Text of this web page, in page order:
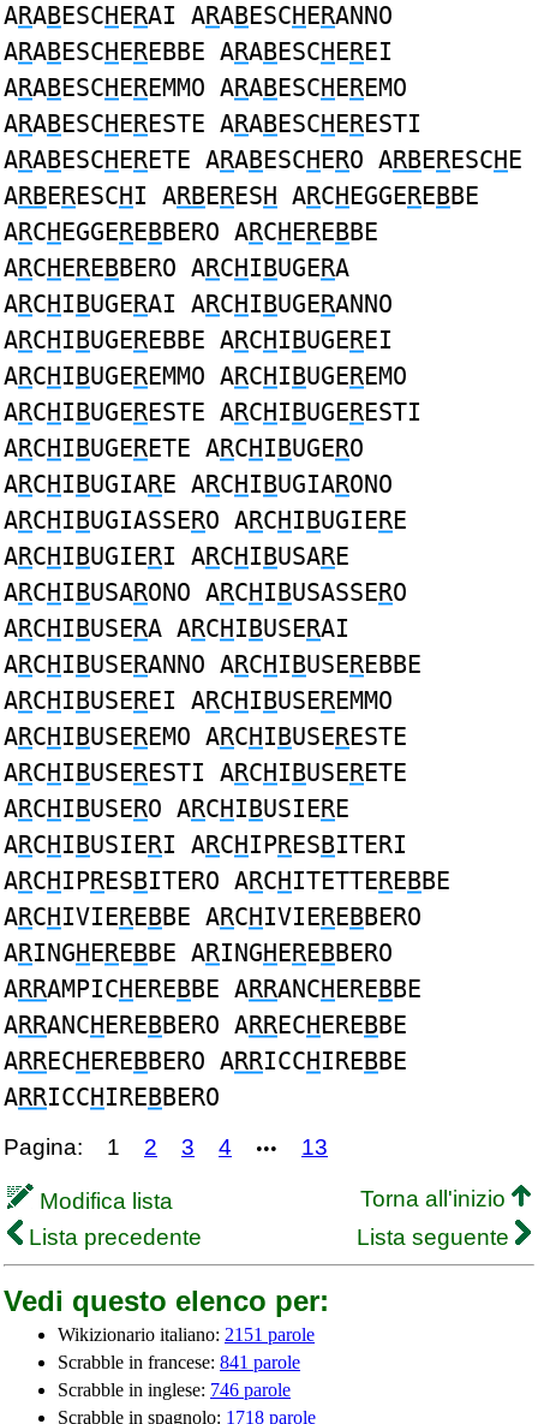
ARABESCHERAI ARABESCHERANNO
ARABESCHEREBBE ARABESCHEREI
ARABESCHEREMMO ARABESCHEREMO
ARABESCHERESTE ARABESCHERESTI
ARABESCHERETE ARABESCHERO ARBERESCHE
ARBERESCHI ARBERESH ARCHEGGEREBBE
ARCHEGGEREBBERO ARCHEREBBE
ARCHEREBBERO ARCHIBUGERA
ARCHIBUGERAI ARCHIBUGERANNO
ARCHIBUGEREBBE ARCHIBUGEREI
ARCHIBUGEREMMO ARCHIBUGEREMO
ARCHIBUGERESTE ARCHIBUGERESTI
ARCHIBUGERETE ARCHIBUGERO
ARCHIBUGIARE ARCHIBUGIARONO
ARCHIBUGIASSERO ARCHIBUGIERE
ARCHIBUGIERI ARCHIBUSARE
ARCHIBUSARONO ARCHIBUSASSERO
ARCHIBUSERA ARCHIBUSERAI
ARCHIBUSERANNO ARCHIBUSEREBBE
ARCHIBUSEREI ARCHIBUSEREMMO
ARCHIBUSEREMO ARCHIBUSERESTE
ARCHIBUSERESTI ARCHIBUSERETE
ARCHIBUSERO ARCHIBUSIERE
ARCHIBUSIERI ARCHIPRESBITERI
ARCHIPRESBITERO ARCHITETTEREBBE
ARCHIVIEREBBE ARCHIVIEREBBERO
ARINGHEREBBE ARINGHEREBBERO
ARRAMPICHEREBBE ARRANCHEREBBE
ARRANCHEREBBERO ARRECHEREBBE
ARRECHEREBBERO ARRICCHIREBBE
ARRICCHIREBBERO
Pagina: 1 2 3 4 ••• 13
Modifica lista
Torna all'inizio
Lista precedente
Lista seguente
Vedi questo elenco per:
Wikizionario italiano: 2151 parole
Scrabble in francese: 841 parole
Scrabble in inglese: 746 parole
Scrabble in spagnolo: 1718 parole